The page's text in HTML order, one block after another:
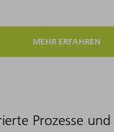
MEHR ERFAHREN
Prozesse